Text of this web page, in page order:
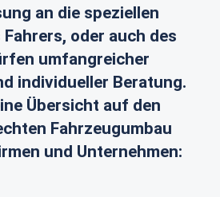
an die speziellen
oder auch des
umfangreicher
individueller Beratung.
Übersicht auf den
Fahrzeugumbau
und Unternehmen: